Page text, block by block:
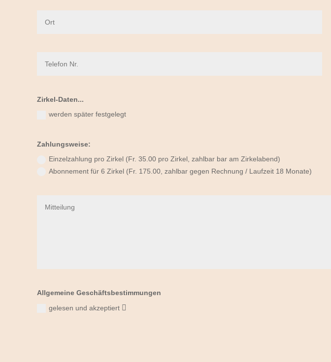
Zirkel-Daten...
werden später festgelegt
Zahlungsweise:
Einzelzahlung pro Zirkel (Fr. 35.00 pro Zirkel, zahlbar bar am Zirkelabend)
Abonnement für 6 Zirkel (Fr. 175.00, zahlbar gegen Rechnung / Laufzeit 18 Monate)
Allgemeine Geschäftsbestimmungen
gelesen und akzeptiert